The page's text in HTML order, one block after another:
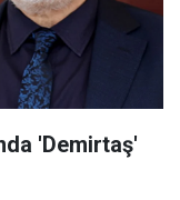
'Demirtaş'